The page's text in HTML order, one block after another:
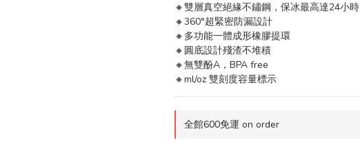
🔸雙層真空絕緣不鏽鋼，保冰最高達24小時
🔸360°超緊密防漏設計
🔸多功能一體成形橡膠提環
🔸圓底設計殘渣不堆積
🔸無雙酚A，BPA free
🔸ml/oz 雙刻度容量標示
全館600免運 on order